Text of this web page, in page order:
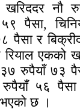
नौ
५९ पैसा,
पैसा र
रियाल एकको
रुपैयाँ ७३
५६ पैसा
छ ।